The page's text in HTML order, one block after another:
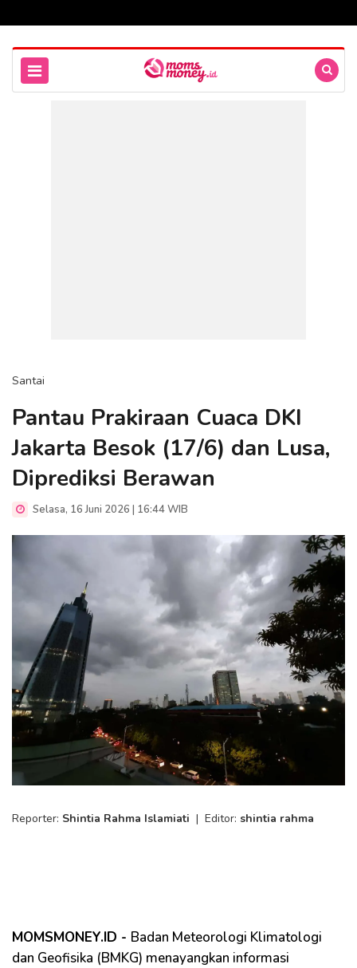
Santai
Pantau Prakiraan Cuaca DKI
Jakarta Besok (17/6) dan Lusa,
Diprediksi Berawan
Selasa, 16 Juni 2026 | 16:44 WIB
Reporter: Shintia Rahma Islamiati | Editor: shintia rahma
MOMSMONEY.ID - Badan Meteorologi Klimatologi
dan Geofisika (BMKG) menayangkan informasi